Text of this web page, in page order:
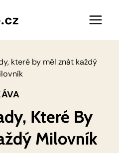
které by měl znát každý
Které By
Milovník